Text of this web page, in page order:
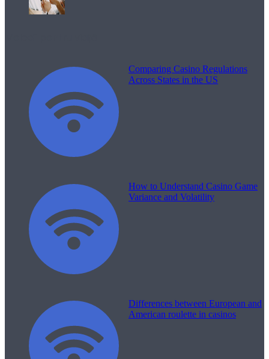
Comparing Casino Regulations
Across States in the US
How to Understand Casino Game
Variance and Volatility
Differences between European and
American roulette in casinos